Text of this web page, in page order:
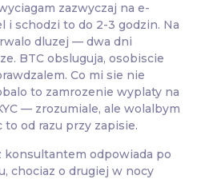
zazwyczaj na e-
i schodzi to do 2-3 godzin. Na
dluzej — dwa dni
BTC obsluguja, osobiscie
Co mi sie nie
to zamrozenie wyplaty na
— zrozumiale, ale wolalbym
to od razu przy zapisie.
konsultantem odpowiada po
chociaz o drugiej w nocy